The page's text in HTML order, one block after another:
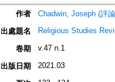
作者
Chadwin, Joseph (評
出處題名
Religious Studies
卷期 v.47 n.1
出版日期 2021.03